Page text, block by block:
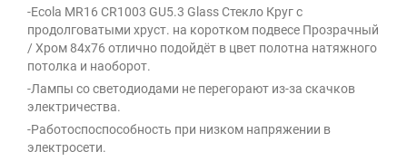
-Ecola MR16 CR1003 GU5.3 Glass Стекло Круг с
продолговатыми хруст. на коротком подвесе Прозрачный
/ Хром 84x76 отлично подойдёт в цвет полотна натяжного
потолка и наоборот.
-Лампы со светодиодами не перегорают из-за скачков
электричества.
-Работоспоспособность при низком напряжении в
электросети.